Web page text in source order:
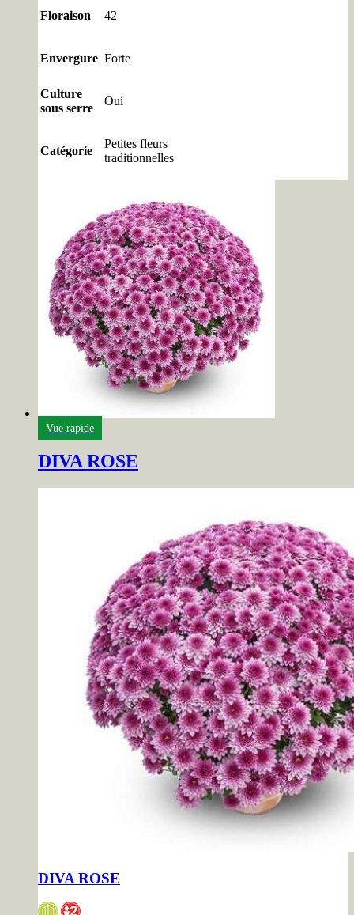
Floraison 42
Envergure Forte
Culture
sous serre
Oui
Catégorie
Petites fleurs
traditionnelles
Vue rapide
DIVA ROSE
DIVA ROSE